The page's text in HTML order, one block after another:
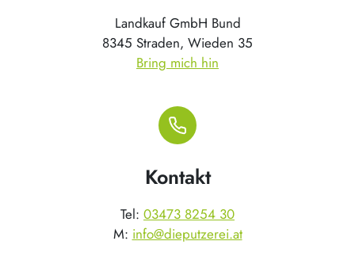
Landkauf GmbH Bund
8345 Straden, Wieden 35
Bring mich hin
Kontakt
Tel: 03473 8254 30
M: info@dieputzerei.at